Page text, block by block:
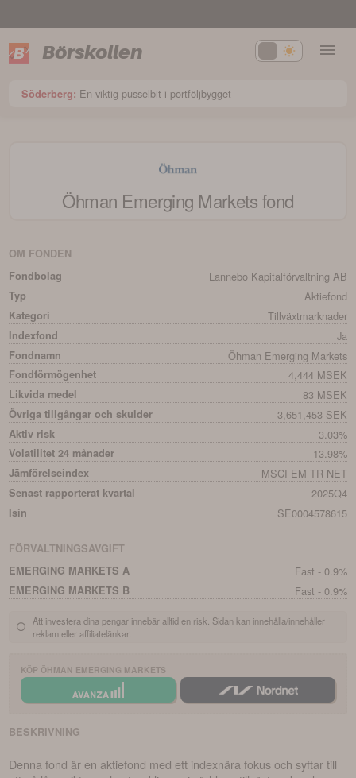
Börskollen
Söderberg: En viktig pusselbit i portföljbygget
Öhman Emerging Marketsfond
OM FONDEN
Fondbolag
Lannebo Kapitalförvaltning AB
Typ Aktiefond
Kategori Tillväxtmarknader
Indexfond Ja
Fondnamn Öhman Emerging Markets
Fondförmögenhet 4,444 MSEK
Likvida medel 83 MSEK
Övriga tillgångar och skulder -3,651,453 SEK
Aktiv risk 3.03%
Volatilitet 24 månader 13.98%
Jämförelseindex MSCI EM TR NET
Senast rapporterat kvartal 2025Q4
Isin SE0004578615
FÖRVALTNINGSAVGIFT
EMERGING MARKETS A
Fast - 0.9%
EMERGING MARKETS B Fast - 0.9%
Att investera dina pengar innebär alltid en risk. Sidan kan innehålla/innehåller
reklam eller affiliatelänkar.
KÖP ÖHMAN EMERGING MARKETS
BESKRIVNING
Denna fond är en aktiefond med ett indexnära fokus och syftar till